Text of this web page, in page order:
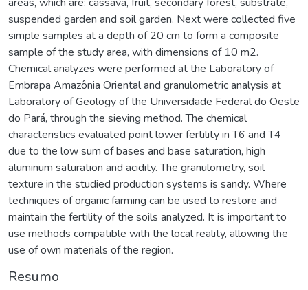
suspended garden and soil garden. Next were collected five
simple samples at a depth of 20 cm to form a composite
sample of the study area, with dimensions of 10 m2.
Chemical analyzes were performed at the Laboratory of
Embrapa Amazônia Oriental and granulometric analysis at
Laboratory of Geology of the Universidade Federal do Oeste
do Pará, through the sieving method. The chemical
characteristics evaluated point lower fertility in T6 and T4
due to the low sum of bases and base saturation, high
aluminum saturation and acidity. The granulometry, soil
texture in the studied production systems is sandy. Where
techniques of organic farming can be used to restore and
maintain the fertility of the soils analyzed. It is important to
use methods compatible with the local reality, allowing the
use of own materials of the region.
Resumo